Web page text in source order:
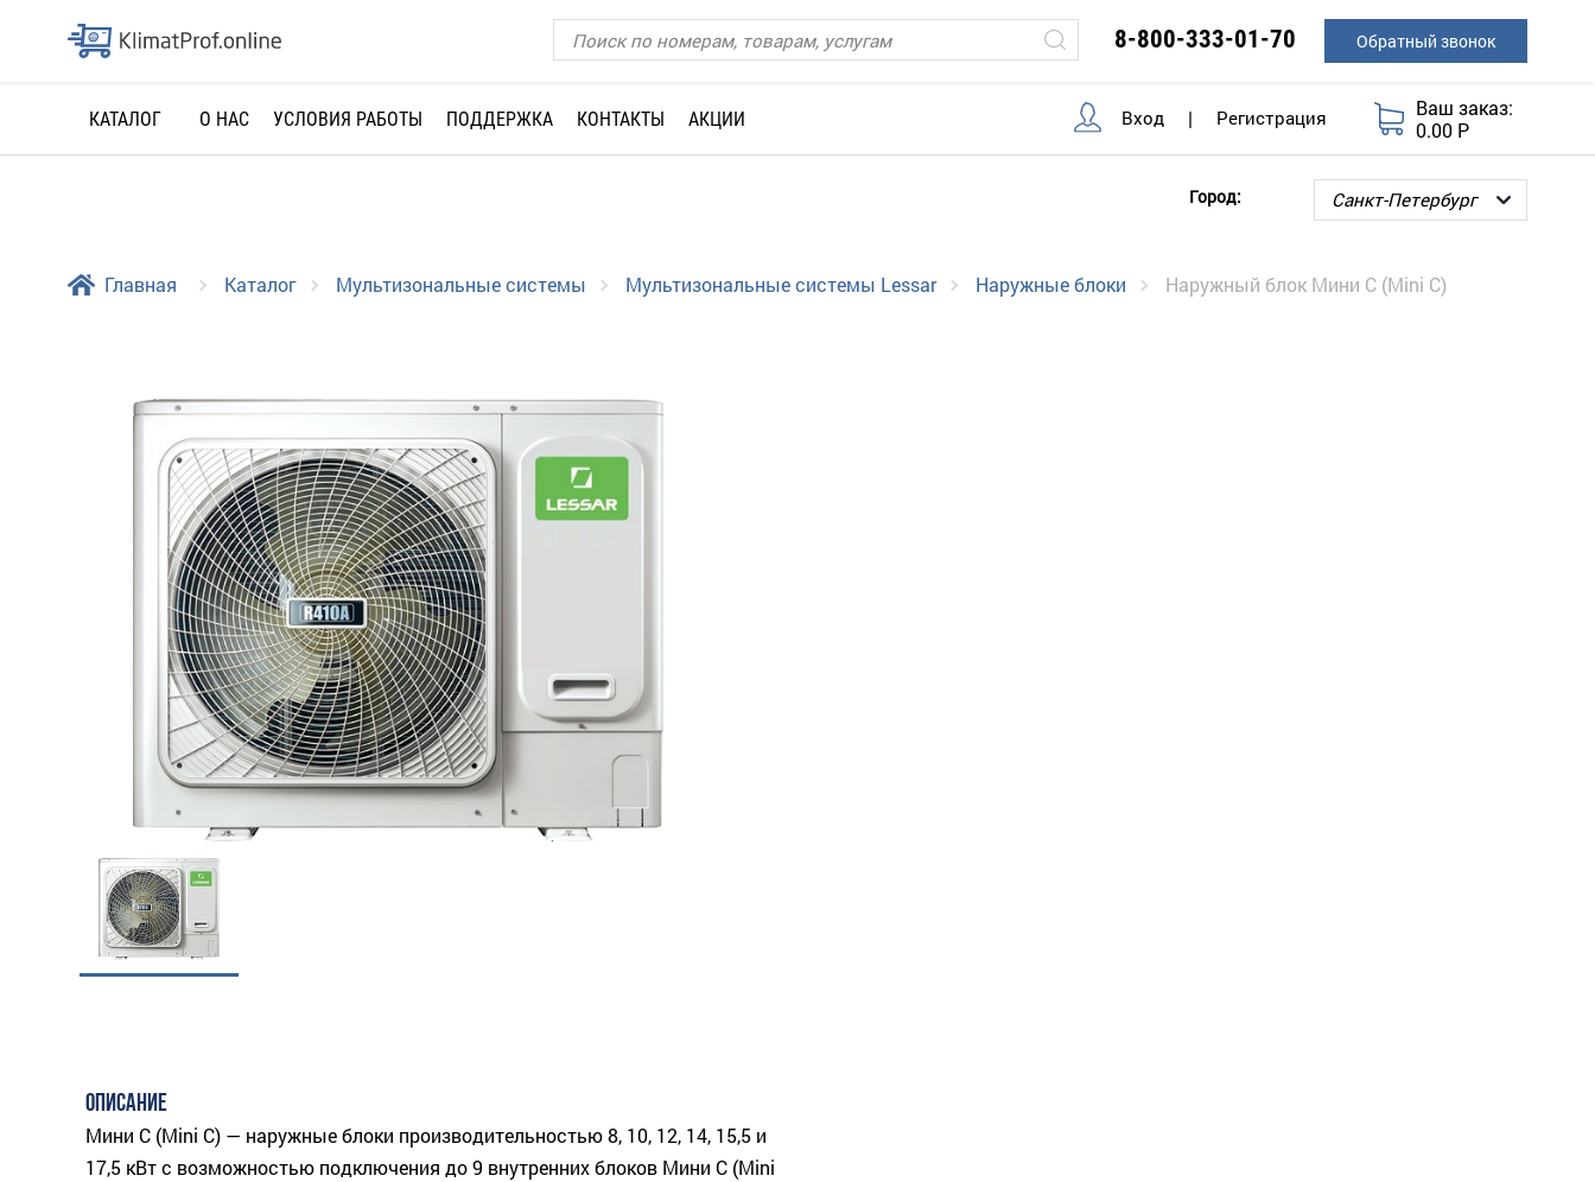
8-800-333-01-70 Обратный звонок
КАТАЛОГ О НАС УСЛОВИЯ РАБОТЫ ПОДДЕРЖКА КОНТАКТЫ АКЦИИ Вход | Регистрация
Ваш заказ:
0.00 Р
Город:
Главная Каталог Мультизональные системы Мультизональные системы Lessar Наружные блоки Наружный блок Мини С (Mini C)
ОПИСАНИЕ
Мини С (Mini C) — наружные блоки производительностью 8, 10, 12, 14, 15,5 и
17,5 кВт с возможностью подключения до 9 внутренних блоков Мини С (Mini